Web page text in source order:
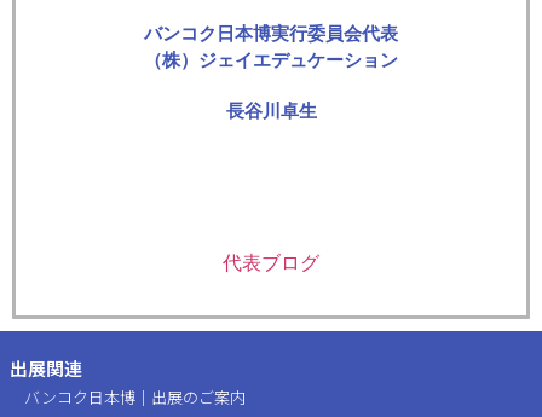
バンコク日本博実行委員会代表
（株）ジェイエデュケーション
長谷川卓生
代表ブログ
出展関連
バンコク日本博｜出展のご案内